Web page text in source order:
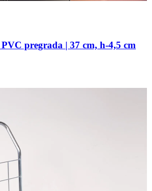
pregrada | 37 cm, h-4,5 cm